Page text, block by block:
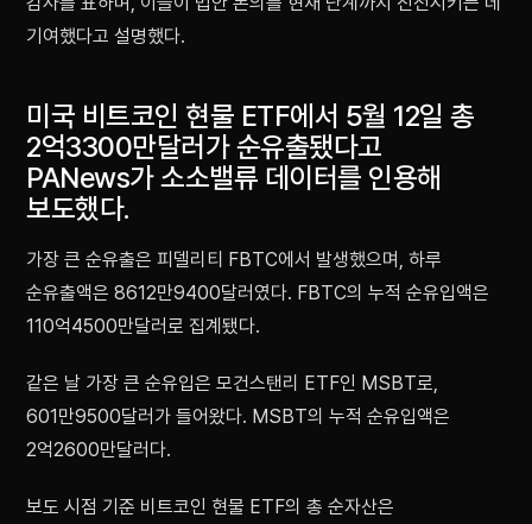
기여했다고 설명했다.
미국 비트코인 현물 ETF에서 5월 12일 총
2억3300만달러가 순유출됐다고
PANews가 소소밸류 데이터를 인용해
보도했다.
가장 큰 순유출은 피델리티 FBTC에서 발생했으며, 하루
순유출액은 8612만9400달러였다. FBTC의 누적 순유입액은
110억4500만달러로 집계됐다.
같은 날 가장 큰 순유입은 모건스탠리 ETF인 MSBT로,
601만9500달러가 들어왔다. MSBT의 누적 순유입액은
2억2600만달러다.
보도 시점 기준 비트코인 현물 ETF의 총 순자산은